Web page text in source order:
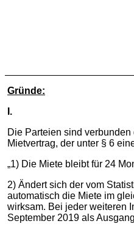
Gründe:
I.
Die Parteien sind
Mietvertrag, der unter § 6
„1) Die Miete bleibt für 24
2) Ändert sich der vom
automatisch die Miete im
wirksam. Bei jeder weiteren
September 2019 als